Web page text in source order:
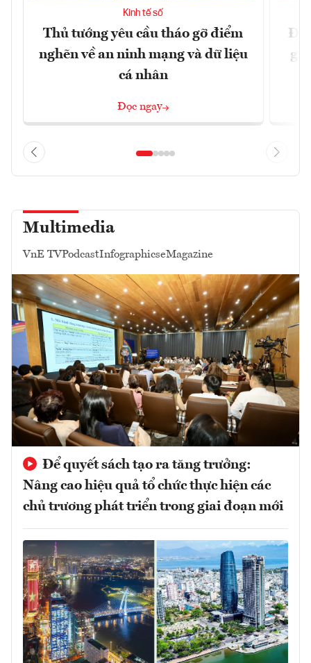
Kinh tế số
Thủ tướng yêu cầu tháo gỡ điểm
nghẽn về an ninh mạng và dữ liệu
cá nhân
Đọc ngay
Đề
Multimedia
VnE TVPodcastInfographicseMagazine
Để quyết sách tạo ra tăng trưởng:
Nâng cao hiệu quả tổ chức thực hiện các
chủ trương phát triển trong giai đoạn mới